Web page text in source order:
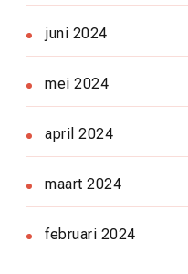
juni 2024
mei 2024
april 2024
maart 2024
februari 2024